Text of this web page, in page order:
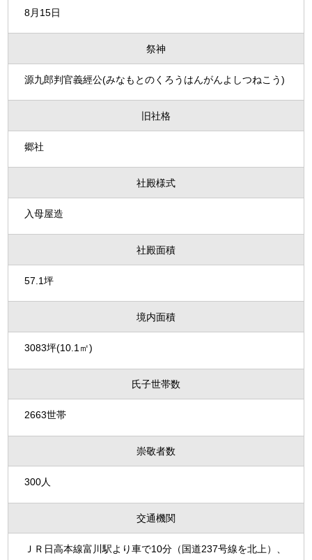
8月15日
祭神
源九郎判官義經公(みなもとのくろうはんがんよしつねこう)
旧社格
郷社
社殿様式
入母屋造
社殿面積
57.1坪
境内面積
3083坪(10.1㎡)
氏子世帯数
2663世帯
崇敬者数
300人
交通機関
ＪＲ日高本線富川駅より車で10分（国道237号線を北上）、